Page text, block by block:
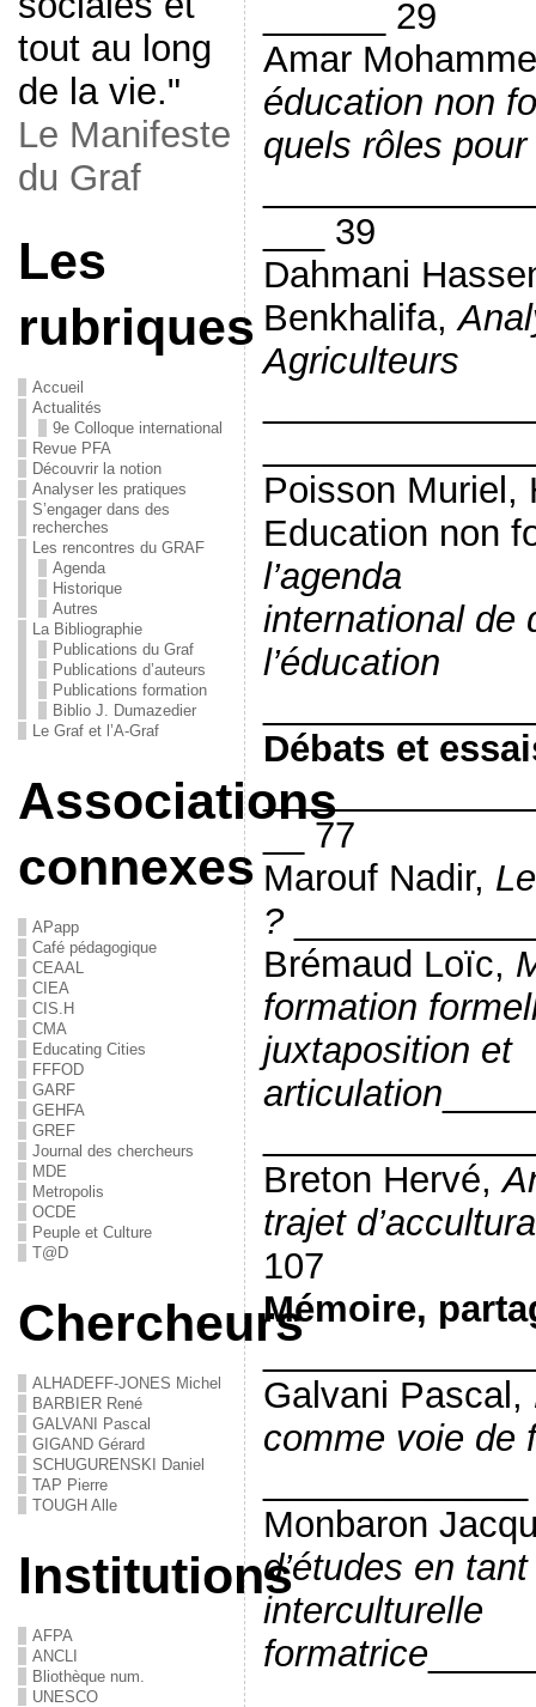
tout au long
de la vie."
Le Manifeste
du Graf
Les
rubriques
Accueil
Actualités
9e Colloque international
Revue PFA
Découvrir la notion
Analyser les pratiques
S’engager dans des
recherches
Les rencontres du GRAF
Agenda
Historique
Autres
La Bibliographie
Publications du Graf
Publications d’auteurs
Publications formation
Biblio J. Dumazedier
Le Graf et l’A-Graf
Associations
connexes
APapp
Café pédagogique
CEAAL
CIEA
CIS.H
CMA
Educating Cities
FFFOD
GARF
GEHFA
GREF
Journal des chercheurs
MDE
Metropolis
OCDE
Peuple et Culture
T@D
Chercheurs
ALHADEFF-JONES Michel
BARBIER René
GALVANI Pascal
GIGAND Gérard
SCHUGURENSKI Daniel
TAP Pierre
TOUGH Alle
Institutions
AFPA
ANCLI
Bliothèque num.
UNESCO
______ 29
Amar
éducation non
quels rôles
___ 39
Dahmani
Benkhalifa,
Agriculteurs
Poisson Muriel,
Education non
l’agenda
international de
l’éducation
Débats et
__ 77
Marouf Nadir,
?
Brémaud Loïc,
formation
juxtaposition et
articulation
Breton Hervé,
trajet
107
Mémoire,
Galvani Pascal,
comme voie de
Monbaron
d’études en
interculturelle
formatrice